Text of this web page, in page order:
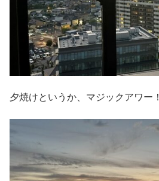
夕焼けというか、マジックアワー！